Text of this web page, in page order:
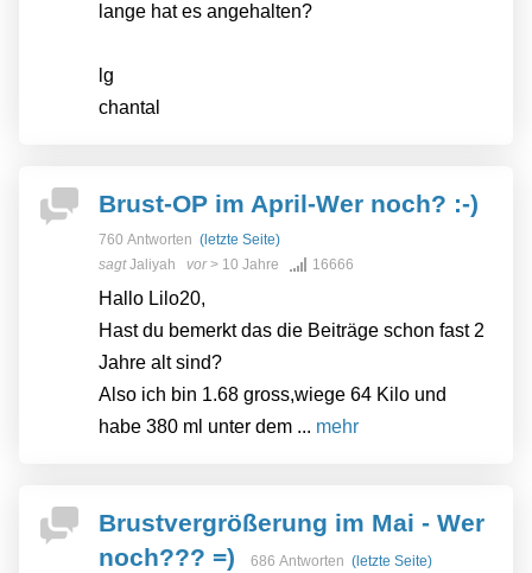
lange hat es angehalten?
lg
chantal
Brust-OP im April-Wer noch? :-)
760 Antworten (letzte Seite)
sagtJaliyah vor> 10 Jahre 16666
Hallo Lilo20,
Hast du bemerkt das die Beiträge schon fast 2
Jahre alt sind?
Also ich bin 1.68 gross,wiege 64 Kilo und
habe 380 ml unter dem ... mehr
Brustvergrößerung im Mai - Wer
noch??? =)
686 Antworten (letzte Seite)